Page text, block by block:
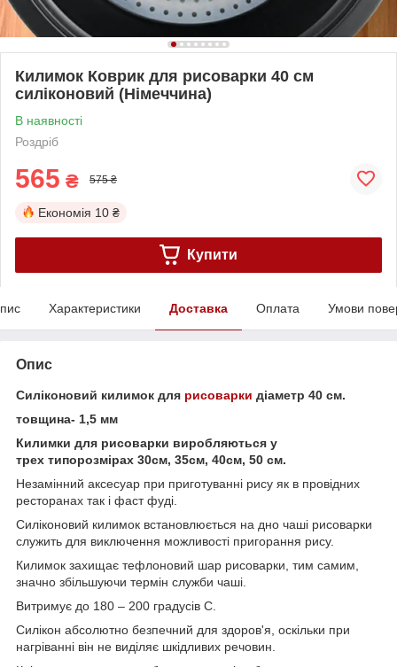
Килимок Коврик для рисоварки 40 см
силіконовий (Німеччина)
В наявності
Роздріб
565 ₴ 575 ₴
Економія 10 ₴
Купити
Характеристики Доставка Оплата Умови
Опис
Силіконовий килимок для рисоварки діаметр 40 см.
товщина- 1,5 мм
Килимки для рисоварки виробляються у
трех типорозмірах 30см, 35см, 40см, 50 см.
Незамінний аксесуар при приготуванні рису як в провідних
ресторанах так і фаст фуді.
Силіконовий килимок встановлюється на дно чаші рисоварки
служить для виключення можливості пригорання рису.
Килимок захищає тефлоновий шар рисоварки, тим самим,
значно збільшуючи термін служби чаші.
Витримує до 180 – 200 градусів С.
Силікон абсолютно безпечний для здоров'я, оскільки при
нагріванні він не виділяє шкідливих речовин.